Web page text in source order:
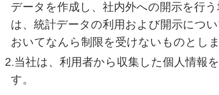
データを作成し、社内外への開示を行
は、統計データの利用および開示につ
おいてなんら制限を受けないものとし
2.当社は、利用者から収集した個人情報
す。